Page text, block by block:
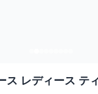
ス レディース テ